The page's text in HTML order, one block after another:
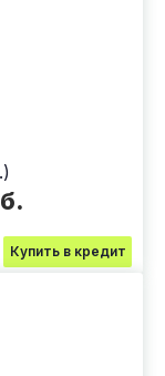
Купить в кредит